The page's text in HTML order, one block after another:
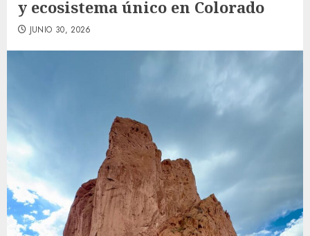
y ecosistema único en Colorado
JUNIO 30, 2026